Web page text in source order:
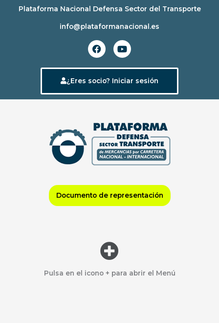
Plataforma Nacional Defensa Sector del Transporte
info@plataformanacional.es
F
a
e
b
o
Y
o
t
u
e
¿Eres socio? Iniciar sesión
Documento de representación
Menú
Pulsa en el icono + para abrir el Menú